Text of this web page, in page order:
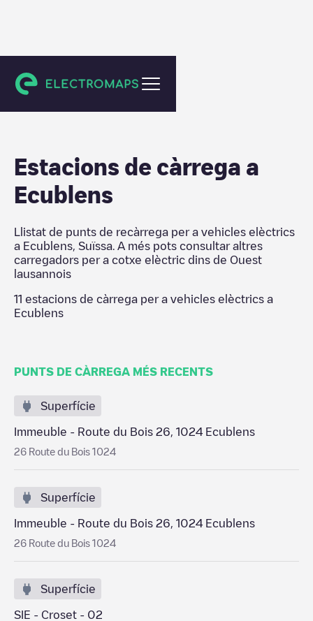
Ouest lausannois
Estacions de càrrega a
Ecublens
Llistat de punts de recàrrega per a vehicles elèctrics
a Ecublens Suïssa . A més pots consultar altres
carregadors per a cotxe elèctric dins de Ouest
lausannois
11 estacions de càrrega per a vehicles elèctrics a
Ecublens
PUNTS DE CÀRREGA MÉS RECENTS
Superfície
Immeuble - Route du Bois 26, 1024 Ecublens
26 Route du Bois 1024
Superfície
Immeuble - Route du Bois 26, 1024 Ecublens
26 Route du Bois 1024
Superfície
SIE - Croset - 02